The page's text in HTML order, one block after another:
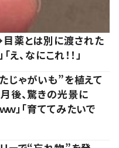
薬とは別に渡された
、なにこれ！！」
じゃがいも”を植えて
後、驚きの光景に
ｗ」「育ててみたいで